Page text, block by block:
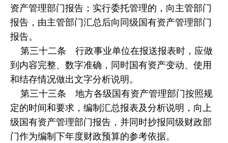
资产管理部门报告；实行委托管理的，向主管部门
报告，由主管部门汇总后向同级国有资产管理部门
报告。
第三十二条 行政事业单位在报送报表时，应做
到内容完整、数字准确，同时国有资产变动、使用
和结存情况做出文字分析说明。
第三十三条 地方各级国有资产管理部门按照规
定的时间和要求，编制汇总报表及分析说明，向上
级国有资产管理部门报告，并同时抄报同级财政部
门作为编制下年度财政预算的参考依据。